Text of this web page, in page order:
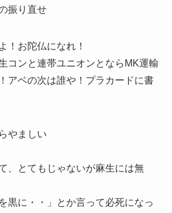
振り直せ
！お陀仏になれ！
コンと連帯ユニオンとならMK運輸
アベの次は誰や！プラカードに書
やましい
、とてもじゃないが麻生には無
黒に・・」とか言って必死になっ